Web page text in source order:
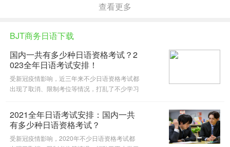
查看更多
BJT商务日语下载
国内一共有多少种日语资格考试？2
023全年日语考试安排！
受新冠疫情影响，近三年来不少日语资格考试都
出现了取消、限制考位等情况，打乱了不少学习
和，社交距离也得到了进一步放开，新的一年将
会迎来新的机遇和挑战。 日语
2021全年日语考试安排：国内一共
有多少种日语资格考试？
受新冠疫情影响，2020年不少日语资格考试都